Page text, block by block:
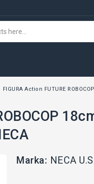
FIGURA Action FUTURE
Marka: NECA